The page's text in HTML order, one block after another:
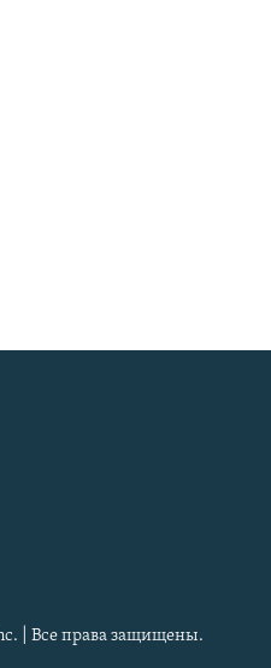
| Все права защищены.